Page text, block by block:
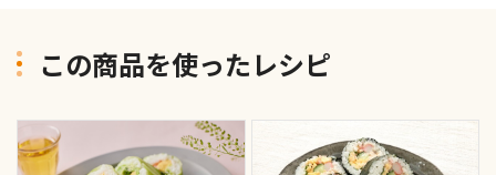
この商品を使ったレシピ